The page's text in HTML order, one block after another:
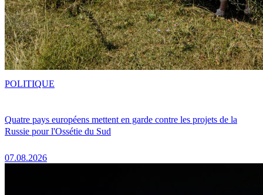
Quatre pays européens mettent en garde contre les projets de la
Russie pour l'Ossétie du Sud
07.08.2026
POLITIQUE